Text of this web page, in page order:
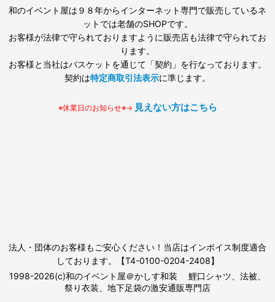
和のイベント屋は９８年からインターネット専門で販売しているネ
ットでは老舗のSHOPです。
お客様が法律で守られておりますように販売店も法律で守られてお
ります。
お客様と当社はバスケットを通じて「契約」を行なっております。
契約は特定商取引法表示に準じます。
※休業日のお知らせ※→ 見えない方はこちら
法人・団体のお客様もご安心ください！当店はインボイス制度適合
しております。【T4-0100-0204-2408】
1998-2026(c)和のイベント屋＠かしす和装 鯉口シャツ、法被、
祭り衣装、地下足袋の激安通販専門店